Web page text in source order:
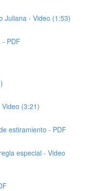
Juliana - Video (1:53)
- PDF
(3:21)
estiramiento - PDF
especial - Video